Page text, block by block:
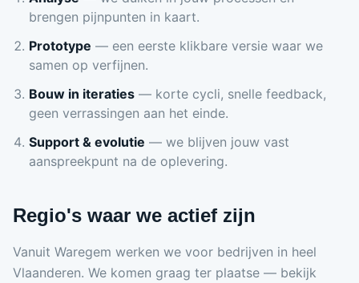
brengen pijnpunten in kaart.
Prototype — een eerste klikbare versie waar we
samen op verfijnen.
Bouw in iteraties — korte cycli, snelle feedback,
geen verrassingen aan het einde.
Support & evolutie — we blijven jouw vast
aanspreekpunt na de oplevering.
Regio's waar we actief zijn
Vanuit Waregem werken we voor bedrijven in heel
Vlaanderen. We komen graag ter plaatse — bekijk